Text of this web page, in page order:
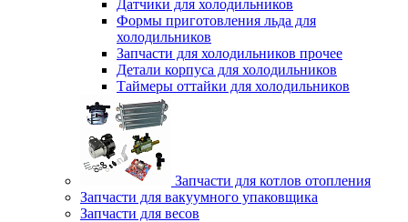
Датчики для холодильников
Формы приготовления льда для
холодильников
Запчасти для холодильников прочее
Детали корпуса для холодильников
Таймеры оттайки для холодильников
Запчасти для котлов отопления
Запчасти для вакуумного упаковщика
Запчасти для весов